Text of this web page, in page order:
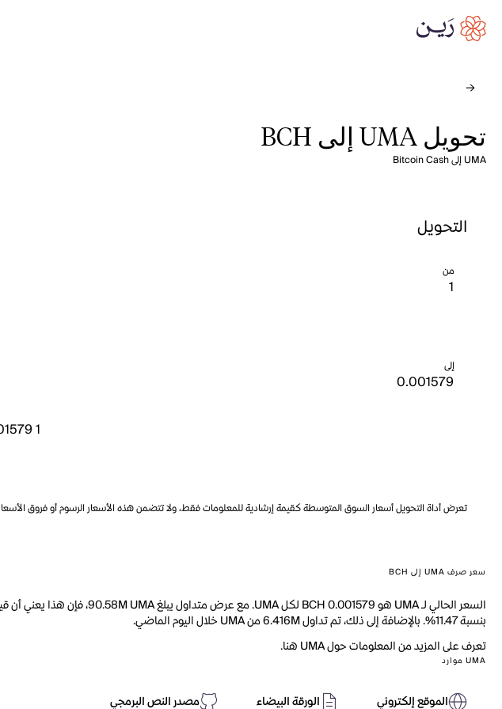
تحويل UMA إلى BCH
UMA إلى Bitcoin Cash
التحويل
من
إلى
1
تعرض أداة التحويل أسعار السوق المتوسطة كقيمة إرشادية للمعلومات فقط، ولا تتضمن هذه الأسعار الرسوم أو فروق
سعر صرف UMA إلى BCH
بنسبة 11.47%. بالإضافة إلى ذلك، تم تداول 6.416M من UMA خلال اليوم الماضي.
تعرف على المزيد من المعلومات حول UMA هنا.
UMA موارد
الموقع إلكتروني الورقة البيضاء مصدر النص البرمجي